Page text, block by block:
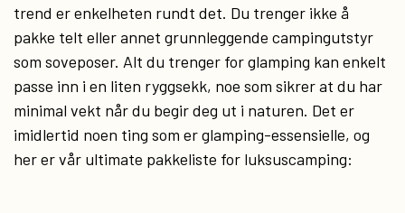
trend er enkelheten rundt det. Du trenger ikke å
pakke telt eller annet grunnleggende campingutstyr
som soveposer. Alt du trenger for glamping kan enkelt
passe inn i en liten ryggsekk, noe som sikrer at du har
minimal vekt når du begir deg ut i naturen. Det er
imidlertid noen ting som er glamping-essensielle, og
her er vår ultimate pakkeliste for luksuscamping: